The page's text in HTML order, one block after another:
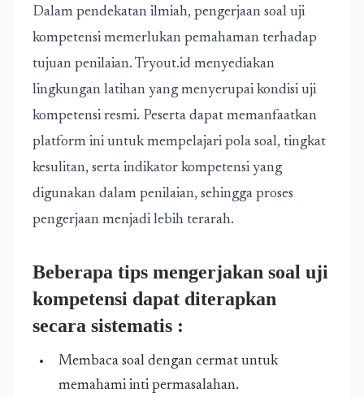
Dalam pendekatan ilmiah, pengerjaan soal uji
kompetensi memerlukan pemahaman terhadap
tujuan penilaian. Tryout.id menyediakan
lingkungan latihan yang menyerupai kondisi uji
kompetensi resmi. Peserta dapat memanfaatkan
platform ini untuk mempelajari pola soal, tingkat
kesulitan, serta indikator kompetensi yang
digunakan dalam penilaian, sehingga proses
pengerjaan menjadi lebih terarah.
Beberapa tips mengerjakan soal uji
kompetensi dapat diterapkan
secara sistematis :
Membaca soal dengan cermat untuk
memahami inti permasalahan.